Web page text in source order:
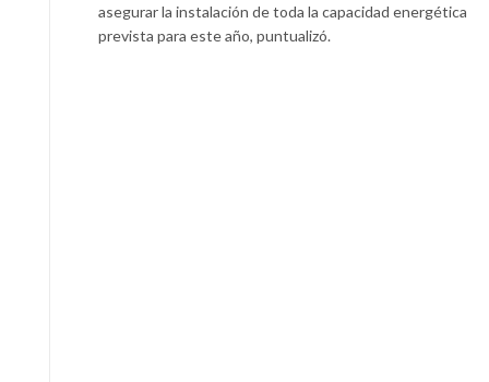
asegurar la instalación de toda la capacidad energética
prevista para este año, puntualizó.